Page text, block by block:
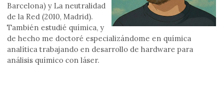
Barcelona) y La neutralidad
de la Red (2010, Madrid).
También estudié química, y
de hecho me doctoré especializándome en química
analítica trabajando en desarrollo de hardware para
análisis químico con láser.